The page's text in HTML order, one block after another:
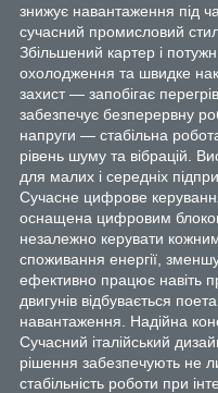
знижує навантаження під
сучасний промисловий
Збільшений картер і
охолодження та швидке
захист — запобігає
забезпечує безперервну
напруги — стабільна
рівень шуму та вібрацій.
для малих і середніх
Сучасне цифрове
оснащена цифровим
незалежно керувати
споживання енергії,
ефективно працює навіть
двигунів відбувається
навантаження. Надійна
Сучасний італійський
рішення забезпечують не
стабільність роботи при